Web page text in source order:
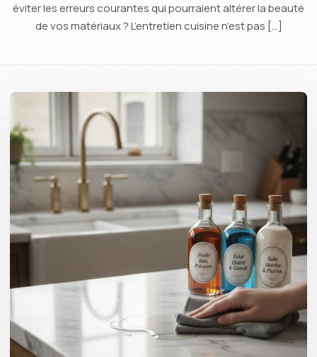
éviter les erreurs courantes qui pourraient altérer la beauté
de vos matériaux ? L’entretien cuisine n’est pas […]